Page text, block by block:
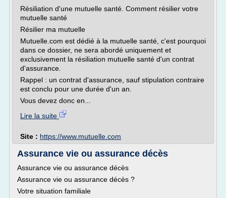
Résiliation d'une mutuelle santé. Comment résilier votre
mutuelle santé
Résilier ma mutuelle
Mutuelle.com est dédié à la mutuelle santé, c'est pourquoi
dans ce dossier, ne sera abordé uniquement et
exclusivement la résiliation mutuelle santé d'un contrat
d'assurance.
Rappel : un contrat d'assurance, sauf stipulation contraire
est conclu pour une durée d'un an.
Vous devez donc en...
Lire la suite
Site : https://www.mutuelle.com
Assurance vie ou assurance décès
Assurance vie ou assurance décès
Assurance vie ou assurance décès ?
Votre situation familiale